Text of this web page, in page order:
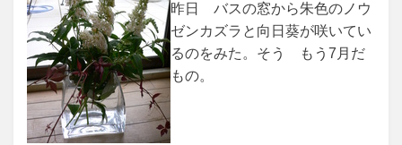
昨日 バスの窓から朱色のノウ
ゼンカズラと向日葵が咲いてい
るのをみた。そう もう7月だ
もの。